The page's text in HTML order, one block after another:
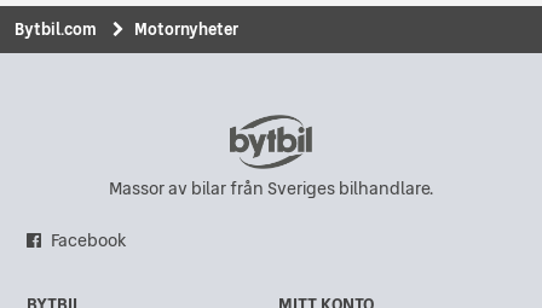
Bytbil.com Motornyheter
Massor av bilar från Sveriges bilhandlare.
Facebook